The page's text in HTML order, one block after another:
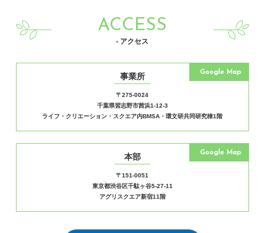
ACCESS
- アクセス
事業所
〒275-0024
千葉県習志野市茜浜1-12-3
ライフ・クリエーション・スクエア内BMSA・環文研共同研究棟1階
Google Map
本部
〒151-0051
東京都渋谷区千駄ヶ谷5-27-11
アグリスクエア新宿11階
Google Map